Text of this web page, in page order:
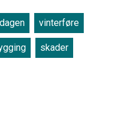
vinterføre
skader